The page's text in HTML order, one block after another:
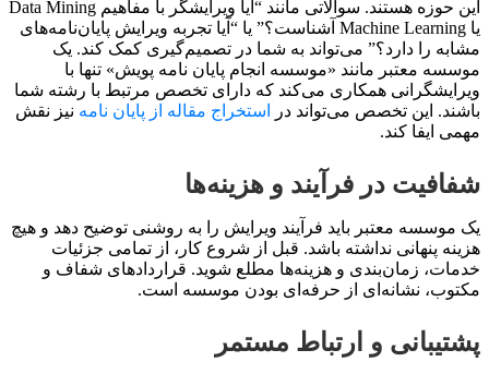
این حوزه هستند. سوالاتی مانند “آیا ویرایشگر با مفاهیم Data Mining
یا Machine Learning آشناست؟” یا “آیا تجربه ویرایش پایان‌نامه‌های
مشابه را دارد؟” می‌تواند به شما در تصمیم‌گیری کمک کند. یک
موسسه معتبر مانند «موسسه انجام پایان نامه پویش» تنها با
ویرایشگرانی همکاری می‌کند که دارای تخصص مرتبط با رشته شما
باشند. این تخصص می‌تواند در
استخراج مقاله از پایان نامه نیز نقش
مهمی ایفا کند.
شفافیت در فرآیند و هزینه‌ها
یک موسسه معتبر باید فرآیند ویرایش را به روشنی توضیح دهد و هیچ
هزینه پنهانی نداشته باشد. قبل از شروع کار، از تمامی جزئیات
خدمات، زمان‌بندی و هزینه‌ها مطلع شوید. قراردادهای شفاف و
مکتوب، نشانه‌ای از حرفه‌ای بودن موسسه است.
پشتیبانی و ارتباط مستمر